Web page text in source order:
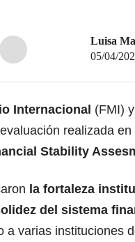
Luisa
05/04/
Internacional (FMI) y
realizada
Stability
la fortaleza
del sistema
a varias instituciones